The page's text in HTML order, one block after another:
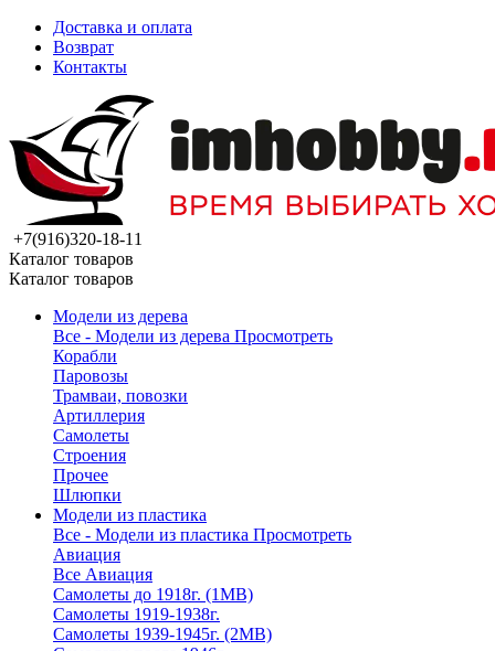
Доставка и оплата
Возврат
Контакты
+7(916)320-18-11
Каталог товаров
Каталог товаров
Модели из дерева
Все - Модели из дерева Просмотреть
Корабли
Паровозы
Трамваи, повозки
Артиллерия
Самолеты
Строения
Прочее
Шлюпки
Модели из пластика
Все - Модели из пластика Просмотреть
Авиация
Все Авиация
Самолеты до 1918г. (1МВ)
Самолеты 1919-1938г.
Самолеты 1939-1945г. (2МВ)